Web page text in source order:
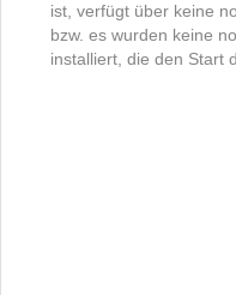
ist, verfügt über keine
bzw. es wurden keine
installiert, die den Start